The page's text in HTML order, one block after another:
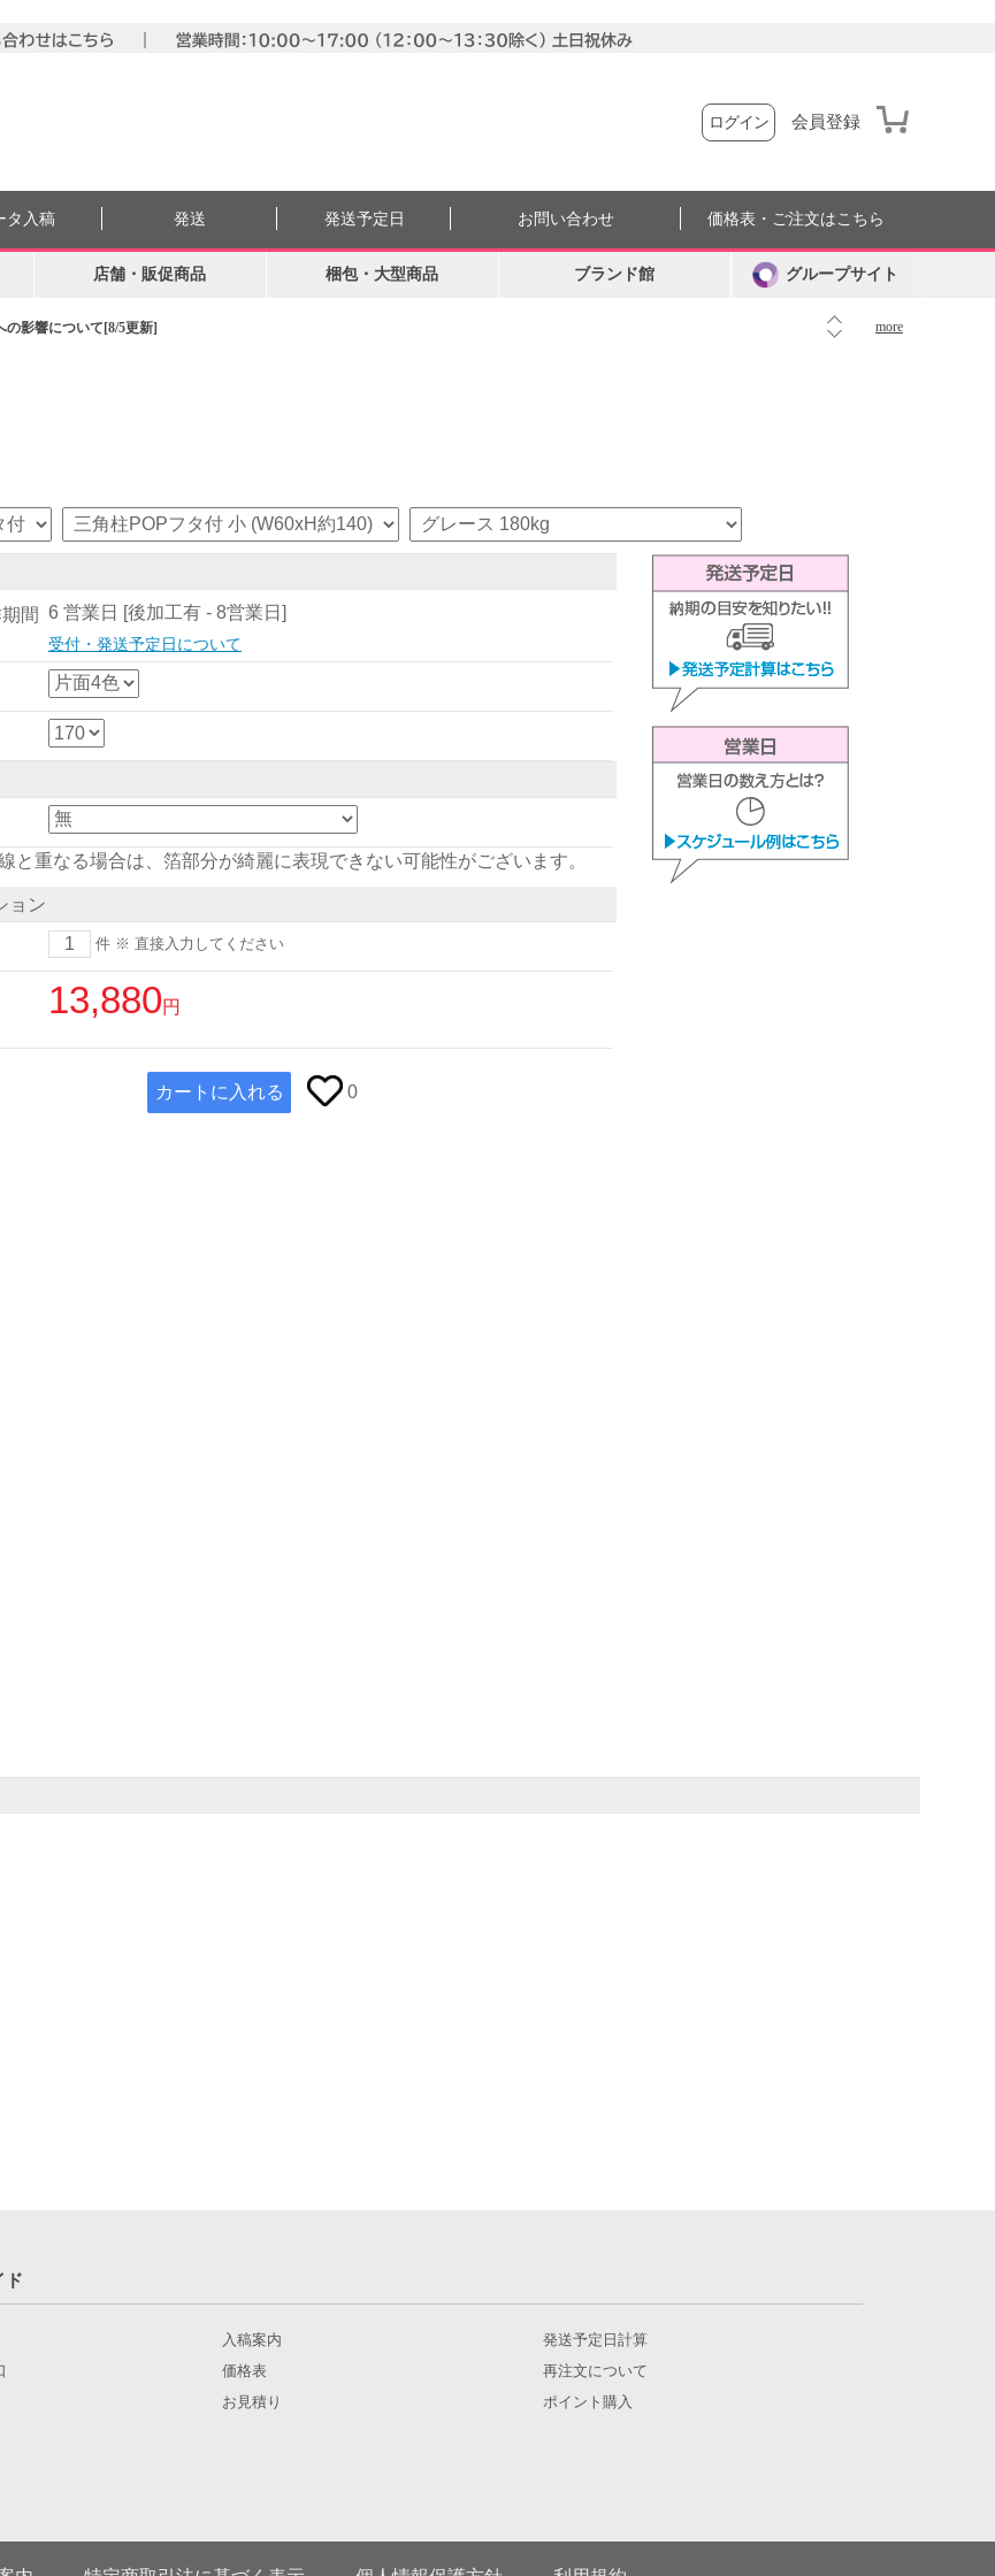
ログイン 会員登録
の影響について[8/5更新] more
タ入稿 発送 発送予定日 お問い合わせ 価格表・ご注文はこちら
店舗・販促商品 梱包・大型商品 ブランド館 グループサイト
間 6 営業日 [後加工有 - 8営業日]
受付・発送予定日について
と重なる場合は、箔部分が綺麗に表現できない可能性がございます。
ョン
件 ※ 直接入力してください
13,880円
カートに入れる 0
ド
入稿案内
価格表
お見積り
発送予定日計算
再注文について
ポイント購入